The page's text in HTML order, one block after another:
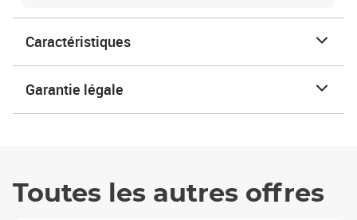
Caractéristiques
Garantie légale
Toutes les autres offres